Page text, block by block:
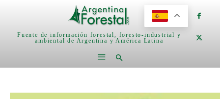
Fuente de información forestal, foresto-industrial y
ambiental de Argentina y América Latina